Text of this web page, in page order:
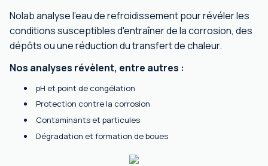
Nolab analyse l'eau de refroidissement pour révéler les
conditions susceptibles d'entraîner de la corrosion, des
dépôts ou une réduction du transfert de chaleur.
Nos analyses révèlent, entre autres :
pH et point de congélation
Protection contre la corrosion
Contaminants et particules
Dégradation et formation de boues